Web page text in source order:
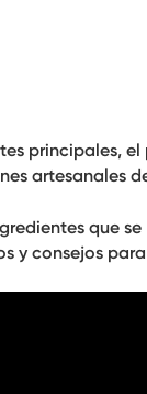
principales,
artesanales
que
y consejos